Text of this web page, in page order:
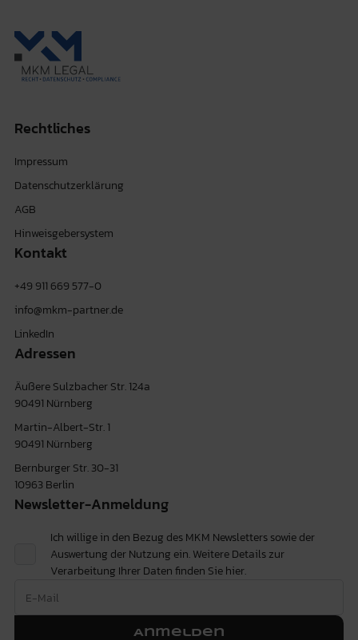
Rechtliches
Impressum
Datenschutzerklärung
AGB
Hinweisgebersystem
Kontakt
+49 911 669 577-0
info@mkm-partner.de
LinkedIn
Adressen
Äußere Sulzbacher Str. 124a
90491 Nürnberg
Martin-Albert-Str. 1
90491 Nürnberg
Bernburger Str. 30-31
10963 Berlin
Newsletter-Anmeldung
Ich willige in den Bezug des MKM Newsletters sowie der
Auswertung der Nutzung ein. Weitere Details zur
Verarbeitung Ihrer Daten finden Siehier.
Anmelden